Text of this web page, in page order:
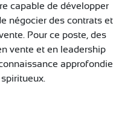
capable de développer
négocier des contrats et
Pour ce poste, des
vente et en leadership
approfondie